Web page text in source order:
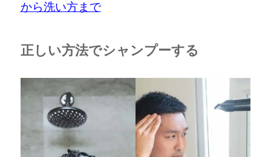
から洗い方まで
正しい方法でシャンプーする